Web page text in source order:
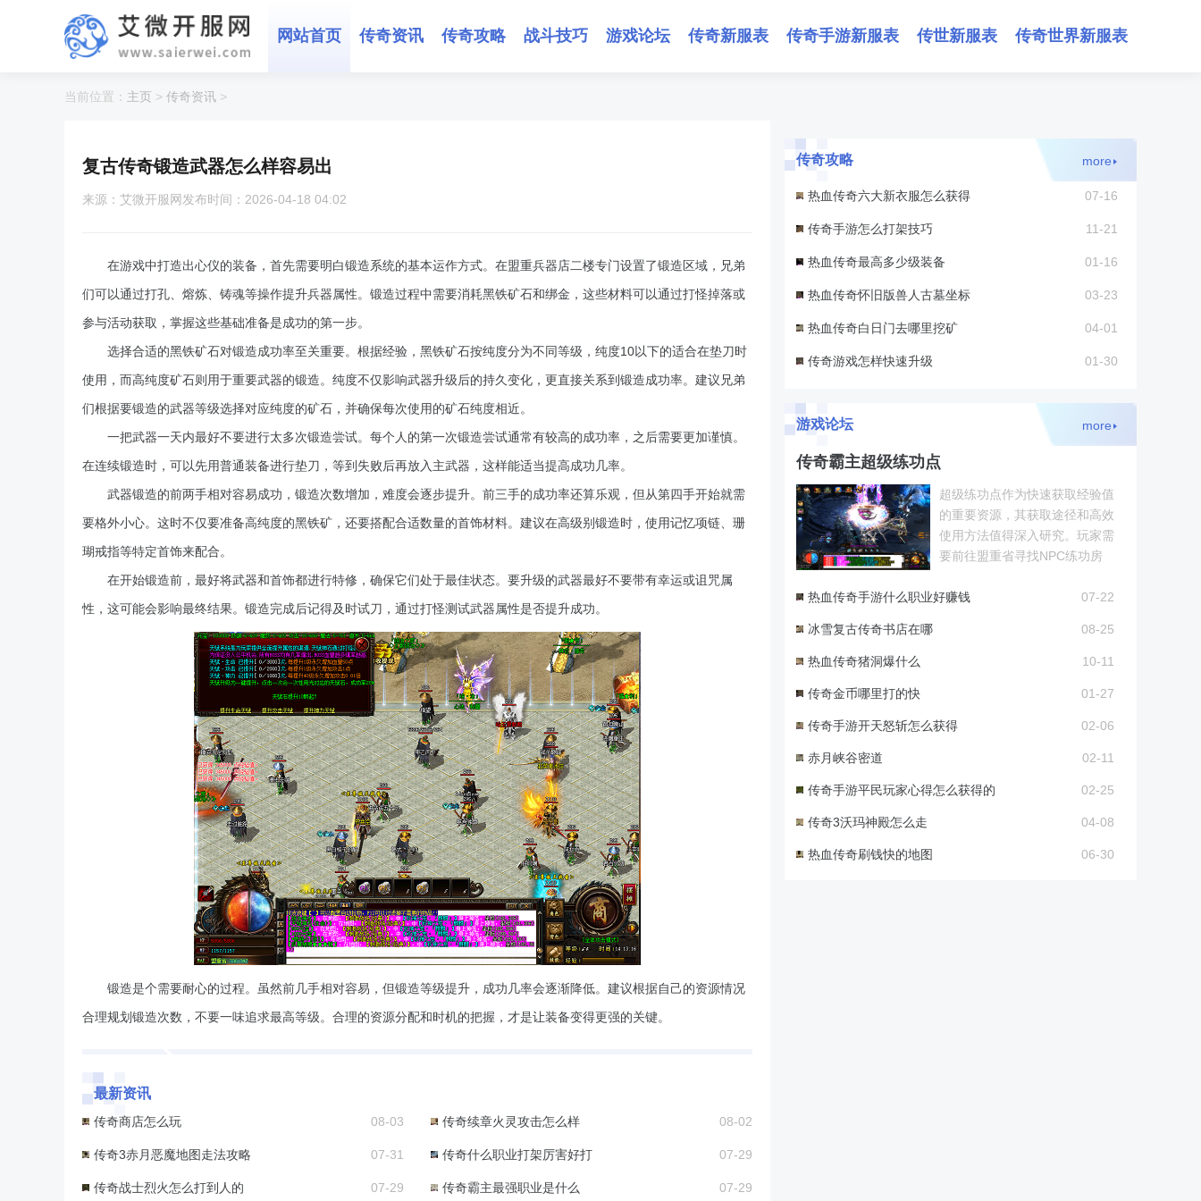
网站首页 传奇资讯 传奇攻略 战斗技巧 游戏论坛 传奇新服表 传奇手游新服表 传世新服表 传奇世界新服表
当前位置： 主页 > 传奇资讯 >
复古传奇锻造武器怎么样容易出
来源：艾微开服网 发布时间：2026-04-18 04:02
在游戏中打造出心仪的装备，首先需要明白锻造系统的基本运作方式。在盟重兵器店二楼专门设置了锻造区域，兄弟
们可以通过打孔、熔炼、铸魂等操作提升兵器属性。锻造过程中需要消耗黑铁矿石和绑金，这些材料可以通过打怪掉落或
参与活动获取，掌握这些基础准备是成功的第一步。
选择合适的黑铁矿石对锻造成功率至关重要。根据经验，黑铁矿石按纯度分为不同等级，纯度10以下的适合在垫刀时
使用，而高纯度矿石则用于重要武器的锻造。纯度不仅影响武器升级后的持久变化，更直接关系到锻造成功率。建议兄弟
们根据要锻造的武器等级选择对应纯度的矿石，并确保每次使用的矿石纯度相近。
一把武器一天内最好不要进行太多次锻造尝试。每个人的第一次锻造尝试通常有较高的成功率，之后需要更加谨慎。
在连续锻造时，可以先用普通装备进行垫刀，等到失败后再放入主武器，这样能适当提高成功几率。
武器锻造的前两手相对容易成功，锻造次数增加，难度会逐步提升。前三手的成功率还算乐观，但从第四手开始就需
要格外小心。这时不仅要准备高纯度的黑铁矿，还要搭配合适数量的首饰材料。建议在高级别锻造时，使用记忆项链、珊
瑚戒指等特定首饰来配合。
在开始锻造前，最好将武器和首饰都进行特修，确保它们处于最佳状态。要升级的武器最好不要带有幸运或诅咒属
性，这可能会影响最终结果。锻造完成后记得及时试刀，通过打怪测试武器属性是否提升成功。
锻造是个需要耐心的过程。虽然前几手相对容易，但锻造等级提升，成功几率会逐渐降低。建议根据自己的资源情况
合理规划锻造次数，不要一味追求最高等级。合理的资源分配和时机的把握，才是让装备变得更强的关键。
最新资讯
传奇商店怎么玩 08-03 传奇续章火灵攻击怎么样 08-02
传奇3赤月恶魔地图走法攻略 07-31 传奇什么职业打架厉害好打 07-29
传奇战士烈火怎么打到人的 07-29 传奇霸主最强职业是什么 07-29
传奇攻略 more
热血传奇六大新衣服怎么获得 07-16
传奇手游怎么打架技巧 11-21
热血传奇最高多少级装备 01-16
热血传奇怀旧版兽人古墓坐标 03-23
热血传奇白日门去哪里挖矿 04-01
传奇游戏怎样快速升级 01-30
游戏论坛 more
传奇霸主超级练功点
超级练功点作为快速获取经验值
的重要资源，其获取途径和高效
使用方法值得深入研究。玩家需
要前往盟重省寻找NPC练功房
晰查看当前所持有的练功点数
热血传奇手游什么职业好赚钱 07-22
冰雪复古传奇书店在哪 08-25
热血传奇猪洞爆什么 10-11
传奇金币哪里打的快 01-27
传奇手游开天怒斩怎么获得 02-06
赤月峡谷密道 02-11
传奇手游平民玩家心得怎么获得的 02-25
传奇3沃玛神殿怎么走 04-08
热血传奇刷钱快的地图 06-30